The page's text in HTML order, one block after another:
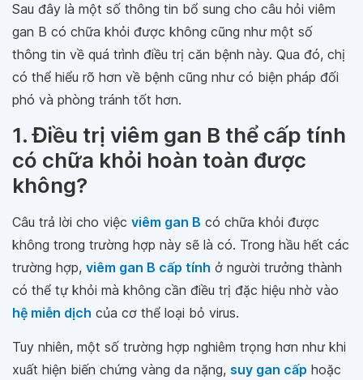
Sau đây là một số thông tin bổ sung cho câu hỏi viêm
gan B có chữa khỏi được không cũng như một số
thông tin về quá trình điều trị căn bệnh này. Qua đó, chị
có thể hiểu rõ hơn về bệnh cũng như có biện pháp đối
phó và phòng tránh tốt hơn.
1. Điều trị viêm gan B thể cấp tính
có chữa khỏi hoàn toàn được
không?
Câu trả lời cho việc viêm gan B có chữa khỏi được
không trong trường hợp này sẽ là có. Trong hầu hết các
trường hợp, viêm gan B cấp tính ở người trưởng thành
có thể tự khỏi mà không cần điều trị đặc hiệu nhờ vào
hệ miễn dịch của cơ thể loại bỏ virus.
Tuy nhiên, một số trường hợp nghiêm trọng hơn như khi
xuất hiện biến chứng vàng da nặng, suy gan cấp hoặc